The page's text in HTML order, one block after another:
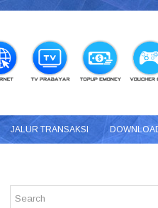
JALUR TRANSAKSI